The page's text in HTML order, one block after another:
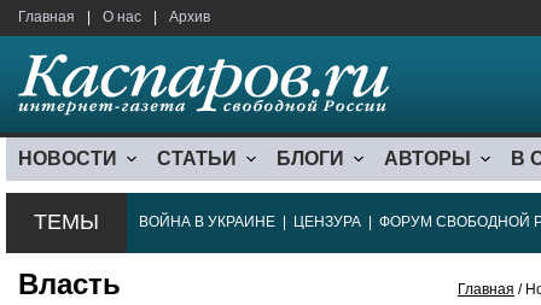
Главная О нас Архив
НОВОСТИ СТАТЬИ БЛОГИ АВТОРЫ В
ТЕМЫ ВОЙНА В УКРАИНЕ ЦЕНЗУРА ФОРУМ СВОБОДНОЙ
Власть Главная /